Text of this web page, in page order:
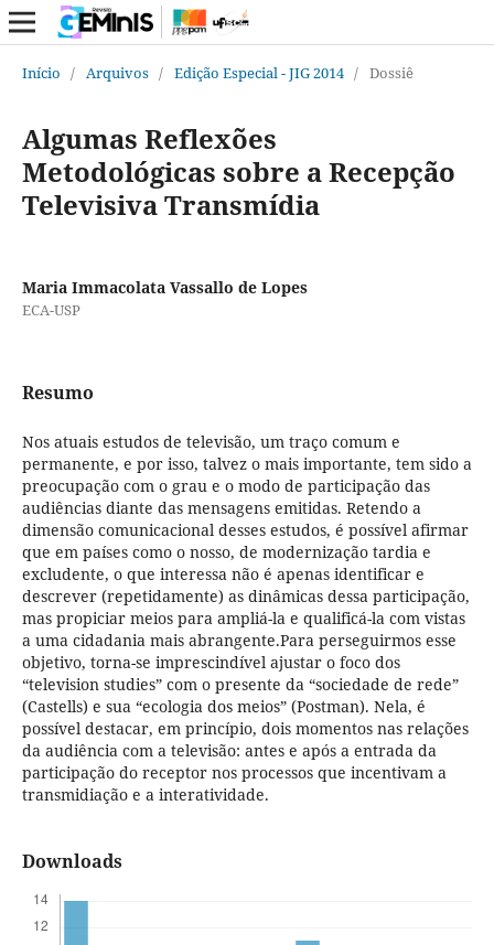
Início / Arquivos / Edição Especial - JIG 2014 / Dossiê
Algumas Reflexões
Metodológicas sobre a Recepção
Televisiva Transmídia
Maria Immacolata Vassallo de Lopes
ECA-USP
Resumo
Nos atuais estudos de televisão, um traço comum e
permanente, e por isso, talvez o mais importante, tem sido a
preocupação com o grau e o modo de participação das
audiências diante das mensagens emitidas. Retendo a
dimensão comunicacional desses estudos, é possível afirmar
que em países como o nosso, de modernização tardia e
excludente, o que interessa não é apenas identificar e
descrever (repetidamente) as dinâmicas dessa participação,
mas propiciar meios para ampliá-la e qualificá-la com vistas
a uma cidadania mais abrangente.Para perseguirmos esse
objetivo, torna-se imprescindível ajustar o foco dos
“television studies” com o presente da “sociedade de rede”
(Castells) e sua “ecologia dos meios” (Postman). Nela, é
possível destacar, em princípio, dois momentos nas relações
da audiência com a televisão: antes e após a entrada da
participação do receptor nos processos que incentivam a
transmidiação e a interatividade.
Downloads